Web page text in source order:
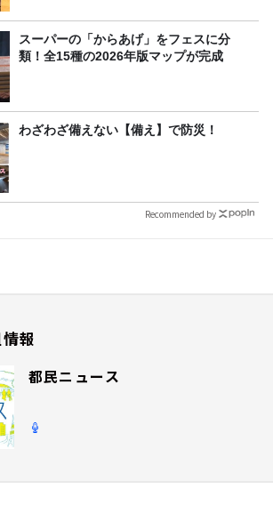
スーパーの「からあげ」をフェスに分
類！全15種の2026年版マップが完成
わざわざ備えない【備え】で防災！
Recommended by
報
都民ニュース